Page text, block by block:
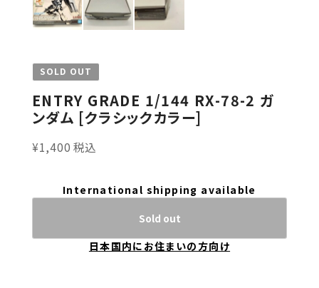
SOLD OUT
ENTRY GRADE 1/144 RX-78-2 ガ
ンダム [クラシックカラー]
¥1,400 税込
International shipping available
Sold out
日本国内にお住まいの方向け